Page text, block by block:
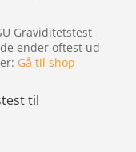
Graviditetstest
ender oftest ud
Gå til shop
til